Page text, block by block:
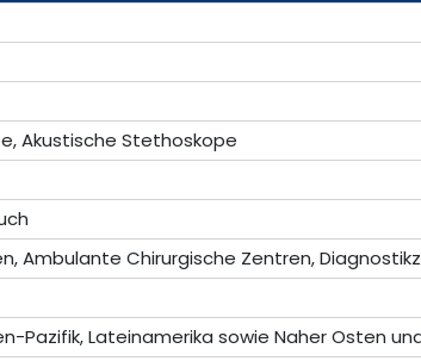
Akustische Stethoskope
Ambulante Chirurgische Zentren,
Pazifik, Lateinamerika sowie Naher Osten